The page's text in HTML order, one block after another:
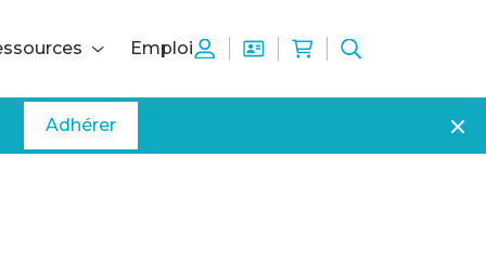
Emploi
Adhérer